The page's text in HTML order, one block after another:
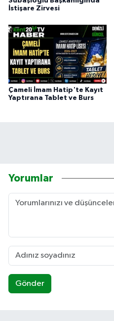
İstişare Zirvesi
Çameli İmam Hatip'te Kayıt
Yaptırana Tablet ve Burs
Yorumlar
Gönder